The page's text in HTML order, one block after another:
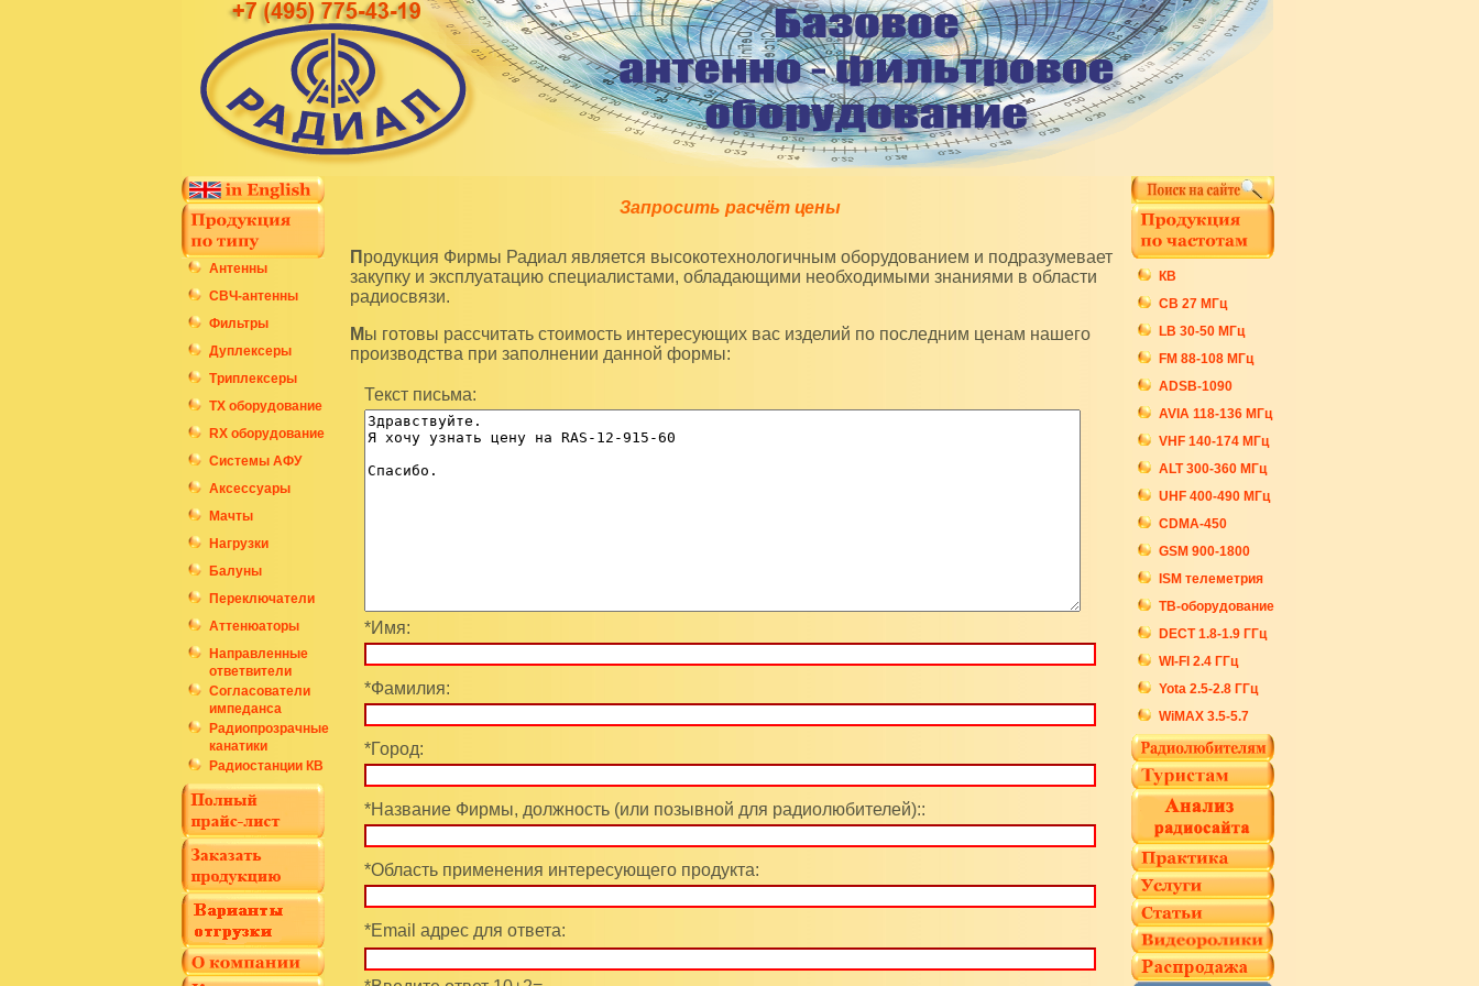
Антенны
СВЧ-антенны
Фильтры
Дуплексеры
Триплексеры
ТХ оборудование
RX оборудование
Системы АФУ
Аксессуары
Мачты
Нагрузки
Балуны
Переключатели
Аттенюаторы
Направленные
ответвители
Согласователи
импеданса
Радиопрозрачные
канатики
Радиостанции КВ
Запросить расчёт цены
Продукция Фирмы Радиал является высокотехнологичным оборудованием и подразумевает
закупку и эксплуатацию специалистами, обладающими необходимыми знаниями в области
радиосвязи.
Мы готовы рассчитать стоимость интересующих вас изделий по последним ценам нашего
производства при заполнении данной формы:
Текст письма:
*Имя:
*Фамилия:
*Город:
*Название Фирмы, должность (или позывной для радиолюбителей)::
*Область применения интересующего продукта:
*Email адрес для ответа:
КВ
СB 27 МГц
LB 30-50 МГц
FM 88-108 МГц
ADSB-1090
AVIA 118-136 МГц
VHF 140-174 МГц
ALT 300-360 МГц
UHF 400-490 МГц
CDMA-450
GSM 900-1800
ISM телеметрия
ТВ-оборудование
DECT 1.8-1.9 ГГц
WI-FI 2.4 ГГц
Yota 2.5-2.8 ГГц
WiMAX 3.5-5.7